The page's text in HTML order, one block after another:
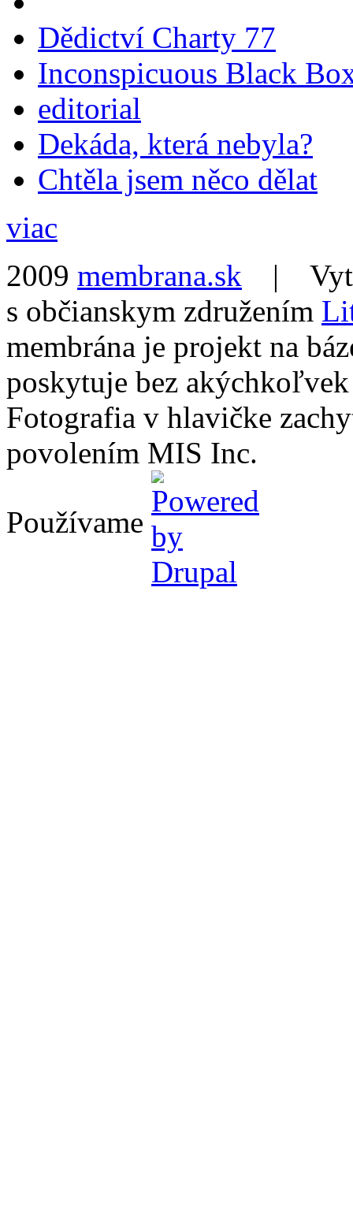
Dědictví Charty 77
Inconspicuous Black
editorial
Dekáda, která nebyla?
Chtěla jsem něco dělat
viac
2009 membrana.sk |
s občianskym združením
membrána je projekt na
poskytuje bez
Fotografia v hlavičke
povolením MIS Inc.
Používame